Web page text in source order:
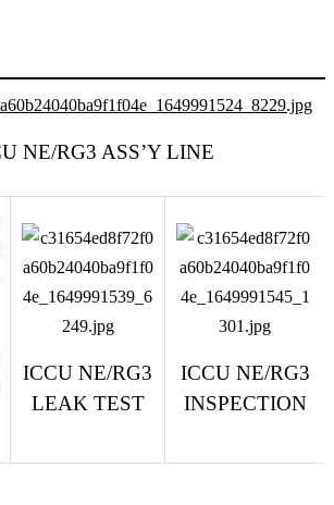
NE/RG3 ASS’Y LINE
ICCU NE/RG3
LEAK TEST
ICCU NE/RG3
INSPECTION